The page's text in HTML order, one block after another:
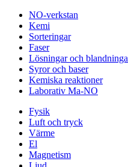
NO-verkstan
Kemi
Sorteringar
Faser
Lösningar och
Syror och baser
Kemiska reaktioner
Laborativ Ma-NO
Fysik
Luft och tryck
Värme
El
Magnetism